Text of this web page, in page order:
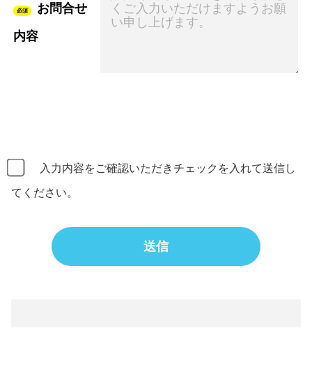
必須
お問合せ
内容
入力内容をご確認いただきチェックを入れて送信し
てください。